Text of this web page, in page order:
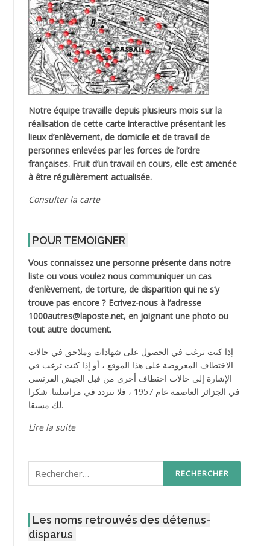
Notre équipe travaille depuis plusieurs mois sur la
réalisation de cette carte interactive présentant les
lieux d’enlèvement, de domicile et de travail de
personnes enlevées par les forces de l’ordre
françaises. Fruit d’un travail en cours, elle est amenée
à être régulièrement actualisée.
Consulter la carte
POUR TEMOIGNER
Vous connaissez une personne présente dans notre
liste ou vous voulez nous communiquer un cas
d’enlèvement, de torture, de disparition qui ne s’y
trouve pas encore ? Ecrivez-nous à l’adresse
1000autres@laposte.net, en joignant une photo ou
tout autre document.
إذا كنت ترغب في الحصول على شهادات وملاحق في حالات
الاختطاف المعروضة على هذا الموقع ، أو إذا كنت ترغب في
الإشارة إلى حالات اختطاف أخرى من قبل الجيش الفرنسي
في الجزائر العاصمة عام 1957 ، فلا تتردد في مراسلتنا. شكرا
لك مسبقا.
Lire la suite
Rechercher :
Les noms retrouvés des détenus-
disparus